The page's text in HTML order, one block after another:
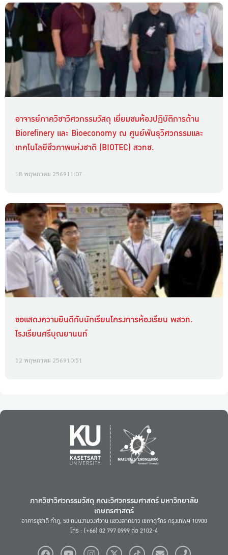
อาจารย์ภาควิชาวิศวกรรมวัสดุ เยี่ยมชมห้องปฏิบัติการด้าน
Biorefinery และ Bioeconomy ณ ศูนย์พันธุวิศวกรรมและ
เทคโนโลยีชีวภาพแห่งชาติ (BIOTEC) สวทช.
18 พฤษภาคม 256911:07
ขอแสดงความยินดีกับนักเรียนโครงการห้องเรียน พสวท.
โรงเรียนศรีบุณยานนท์
12 พฤษภาคม 256910:51
ภาควิชาวิศวกรรมวัสดุ คณะวิศวกรรมศาสตร์ มหาวิทยาลัย
เกษตรศาสตร์
อาคารชูชาติ กำภู, 50 ถนนงามวงศ์วาน แขวงลาดยาว เขตจตุจักร กรุงเทพฯ 10900
โทร : (+66) 02 797 0999 ต่อ 2102-4